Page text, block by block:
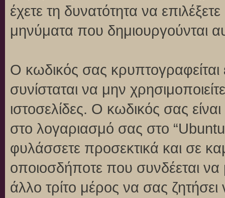
έχετε τη δυνατότητα να
μηνύματα που δημιουργούνται
Ο κωδικός σας
συνίσταται να μην
ιστοσελίδες. Ο κωδικός σας
στο λογαριασμό σας στο
φυλάσσετε προσεκτικά και σε
οποιοσδήποτε που συνδέεται
άλλο τρίτο μέρος να σας